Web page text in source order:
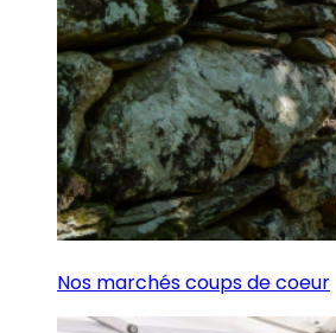
Nos marchés coups de coeur